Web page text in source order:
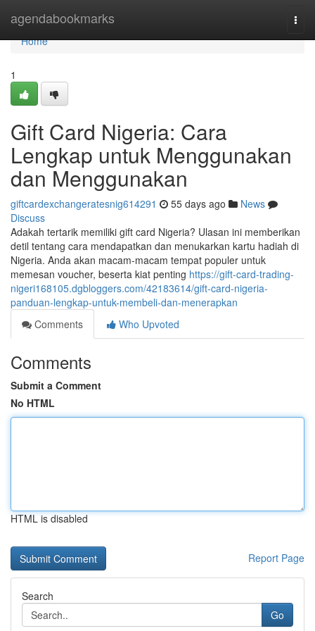
agendabookmarks
Home
Home
1
Gift Card Nigeria: Cara
Lengkap untuk Menggunakan
dan Menggunakan
giftcardexchangeratesnig614291 55 days ago
News
Discuss
Adakah tertarik memiliki gift card Nigeria? Ulasan ini memberikan
detil tentang cara mendapatkan dan menukarkan kartu hadiah di
Nigeria. Anda akan macam-macam tempat populer untuk
memesan voucher, beserta kiat penting https://gift-card-trading-
nigeri168105.dgbloggers.com/42183614/gift-card-nigeria-
panduan-lengkap-untuk-membeli-dan-menerapkan
Comments
Who Upvoted
Comments
Submit a Comment
No HTML
HTML is disabled
Report Page
Search
Go